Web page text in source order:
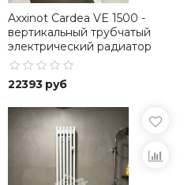
Axxinot Cardea VE 1500 -
вертикальный трубчатый
электрический радиатор
высотой 1500 мм
22393 руб